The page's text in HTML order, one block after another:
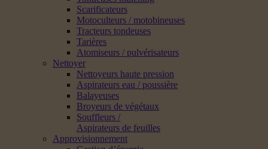
Scarificateurs
Motoculteurs / motobineuses
Tracteurs tondeuses
Tarières
Atomiseurs / pulvérisateurs
Nettoyer
Nettoyeurs haute pression
Aspirateurs eau / poussière
Balayeuses
Broyeurs de végétaux
Souffleurs /
Aspirateurs de feuilles
Approvisionnement